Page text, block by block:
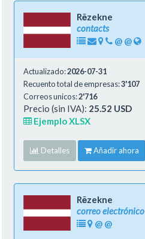
Rēzekne
contacts
@ @
Actualizado:2026-07-31
Recuento total de empresas:3'107
Correos unicos:2'716
Precio (sin IVA): 25.52 USD
Ejemplo XLSX
Detalles Añadir ahora
Rēzekne
correo electrónico
@ @